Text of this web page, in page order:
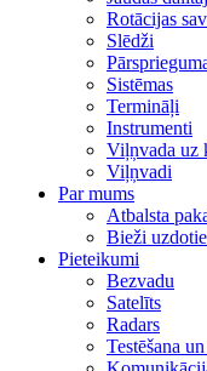
Rotācijas
Slēdži
Sistēmas
Termināļi
Instrumenti
Viļņvada uz
Viļņvadi
Par mums
Atbalsta
Bieži
Pieteikumi
Bezvadu
Satelīts
Radars
Testēšana